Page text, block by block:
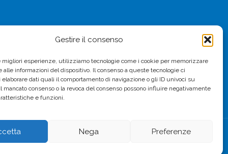
Gestire il consenso
migliori esperienze, utilizziamo tecnologie come i cookie per memorizzare
alle informazioni del dispositivo. Il consenso a queste tecnologie ci
elaborare dati quali il comportamento di navigazione o gli ID univoci su
mancato consenso o la revoca del consenso possono influire negativamente
e funzioni.
Nega Preferenze